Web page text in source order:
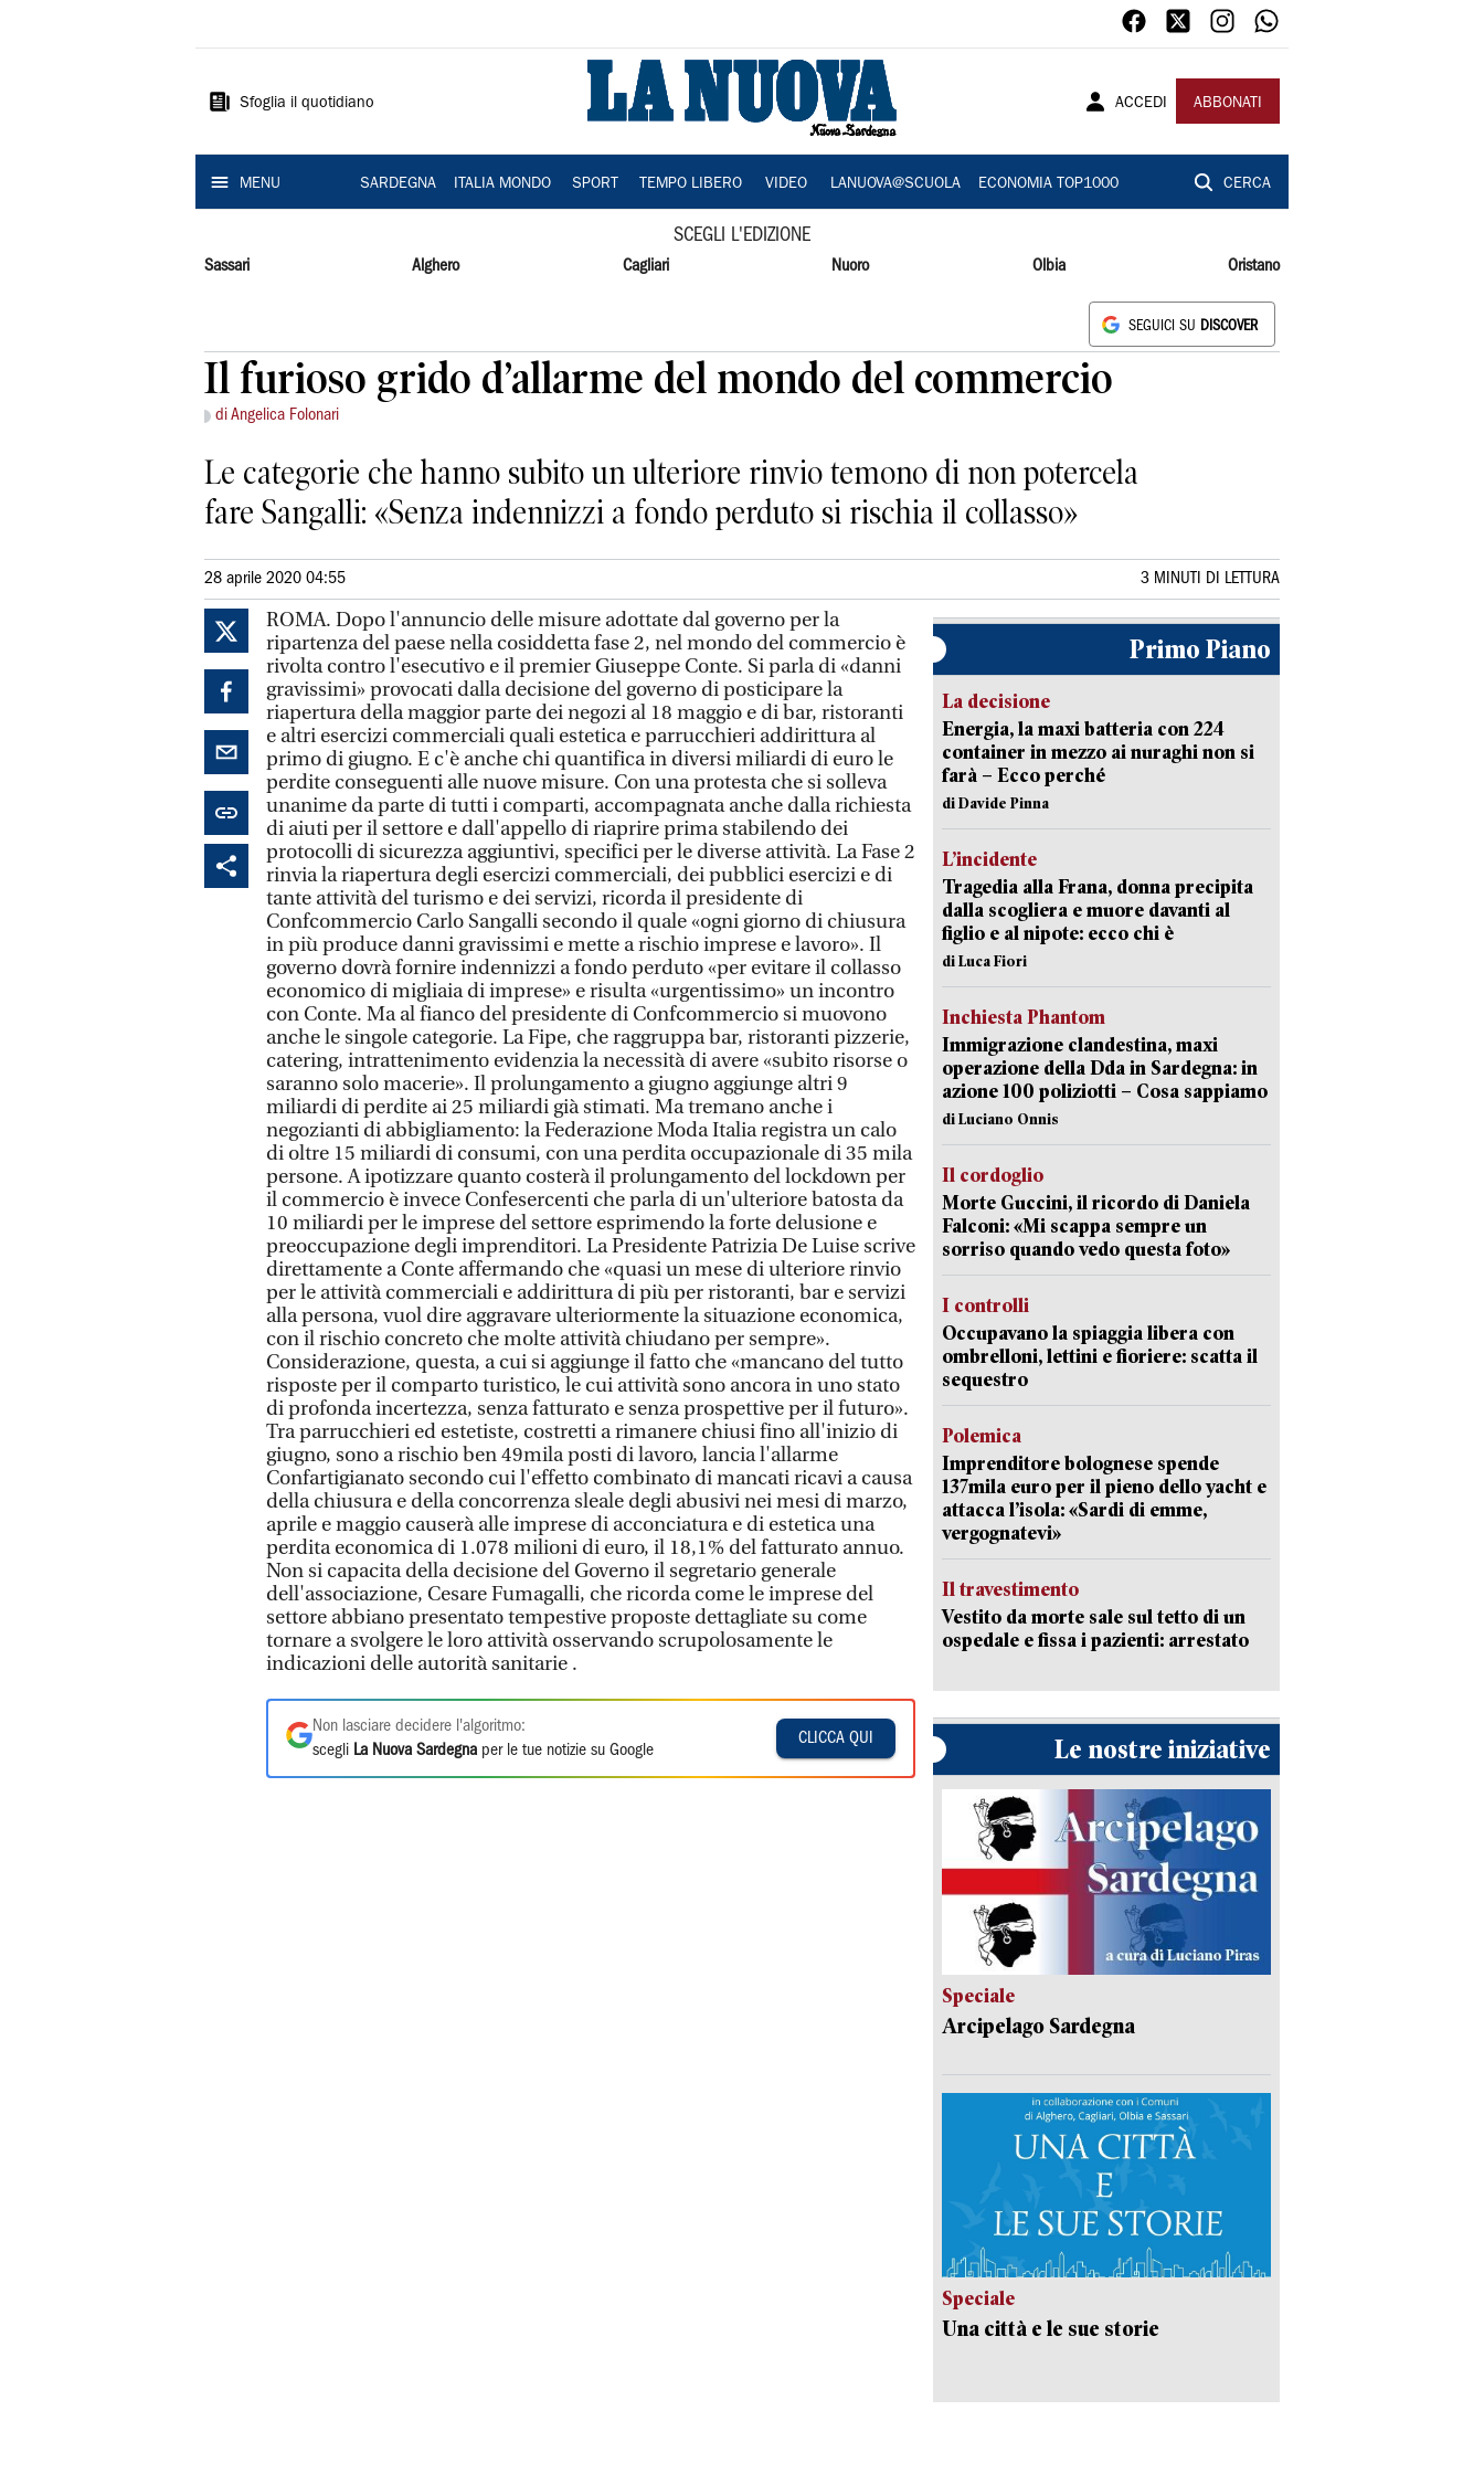
Sardegna
Sfoglia il quotidiano ACCEDI ABBONATI
MENU SARDEGNA ITALIA MONDO SPORT TEMPO LIBERO VIDEO LANUOVA@SCUOLA ECONOMIA TOP1000 CERCA
SCEGLI L'EDIZIONE
Sassari Alghero Cagliari Nuoro Olbia Oristano
SEGUICI SU DISCOVER
Il furioso grido d’allarme del mondo del commercio
di Angelica Folonari
Le categorie che hanno subito un ulteriore rinvio temono di non potercela
fare Sangalli: «Senza indennizzi a fondo perduto si rischia il collasso»
28 aprile 2020 04:55 3 MINUTI DI LETTURA
ROMA. Dopo l'annuncio delle misure adottate dal governo per la
ripartenza del paese nella cosiddetta fase 2, nel mondo del commercio è
rivolta contro l'esecutivo e il premier Giuseppe Conte. Si parla di «danni
gravissimi» provocati dalla decisione del governo di posticipare la
riapertura della maggior parte dei negozi al 18 maggio e di bar, ristoranti
e altri esercizi commerciali quali estetica e parrucchieri addirittura al
primo di giugno. E c'è anche chi quantifica in diversi miliardi di euro le
perdite conseguenti alle nuove misure. Con una protesta che si solleva
unanime da parte di tutti i comparti, accompagnata anche dalla richiesta
di aiuti per il settore e dall'appello di riaprire prima stabilendo dei
protocolli di sicurezza aggiuntivi, specifici per le diverse attività. La Fase 2
rinvia la riapertura degli esercizi commerciali, dei pubblici esercizi e di
tante attività del turismo e dei servizi, ricorda il presidente di
Confcommercio Carlo Sangalli secondo il quale «ogni giorno di chiusura
in più produce danni gravissimi e mette a rischio imprese e lavoro». Il
governo dovrà fornire indennizzi a fondo perduto «per evitare il collasso
economico di migliaia di imprese» e risulta «urgentissimo» un incontro
con Conte. Ma al fianco del presidente di Confcommercio si muovono
anche le singole categorie. La Fipe, che raggruppa bar, ristoranti pizzerie,
catering, intrattenimento evidenzia la necessità di avere «subito risorse o
saranno solo macerie». Il prolungamento a giugno aggiunge altri 9
miliardi di perdite ai 25 miliardi già stimati. Ma tremano anche i
negozianti di abbigliamento: la Federazione Moda Italia registra un calo
di oltre 15 miliardi di consumi, con una perdita occupazionale di 35 mila
persone. A ipotizzare quanto costerà il prolungamento del lockdown per
il commercio è invece Confesercenti che parla di un'ulteriore batosta da
10 miliardi per le imprese del settore esprimendo la forte delusione e
preoccupazione degli imprenditori. La Presidente Patrizia De Luise scrive
direttamente a Conte affermando che «quasi un mese di ulteriore rinvio
per le attività commerciali e addirittura di più per ristoranti, bar e servizi
alla persona, vuol dire aggravare ulteriormente la situazione economica,
con il rischio concreto che molte attività chiudano per sempre».
Considerazione, questa, a cui si aggiunge il fatto che «mancano del tutto
risposte per il comparto turistico, le cui attività sono ancora in uno stato
di profonda incertezza, senza fatturato e senza prospettive per il futuro».
Tra parrucchieri ed estetiste, costretti a rimanere chiusi fino all'inizio di
giugno, sono a rischio ben 49mila posti di lavoro, lancia l'allarme
Confartigianato secondo cui l'effetto combinato di mancati ricavi a causa
della chiusura e della concorrenza sleale degli abusivi nei mesi di marzo,
aprile e maggio causerà alle imprese di acconciatura e di estetica una
perdita economica di 1.078 milioni di euro, il 18,1% del fatturato annuo.
Non si capacita della decisione del Governo il segretario generale
dell'associazione, Cesare Fumagalli, che ricorda come le imprese del
settore abbiano presentato tempestive proposte dettagliate su come
tornare a svolgere le loro attività osservando scrupolosamente le
indicazioni delle autorità sanitarie .
Non lasciare decidere l'algoritmo:
scegli La Nuova Sardegna per le tue notizie su Google
CLICCA QUI
Primo Piano
La decisione
Energia, la maxi batteria con 224
container in mezzo ai nuraghi non si
farà – Ecco perché
di Davide Pinna
L’incidente
Tragedia alla Frana, donna precipita
dalla scogliera e muore davanti al
figlio e al nipote: ecco chi è
di Luca Fiori
Inchiesta Phantom
Immigrazione clandestina, maxi
operazione della Dda in Sardegna: in
azione 100 poliziotti – Cosa sappiamo
di Luciano Onnis
Il cordoglio
Morte Guccini, il ricordo di Daniela
Falconi: «Mi scappa sempre un
sorriso quando vedo questa foto»
I controlli
Occupavano la spiaggia libera con
ombrelloni, lettini e fioriere: scatta il
sequestro
Polemica
Imprenditore bolognese spende
137mila euro per il pieno dello yacht e
attacca l’isola: «Sardi di emme,
vergognatevi»
Il travestimento
Vestito da morte sale sul tetto di un
ospedale e fissa i pazienti: arrestato
Le nostre iniziative
Speciale
Arcipelago Sardegna
Speciale
Una città e le sue storie